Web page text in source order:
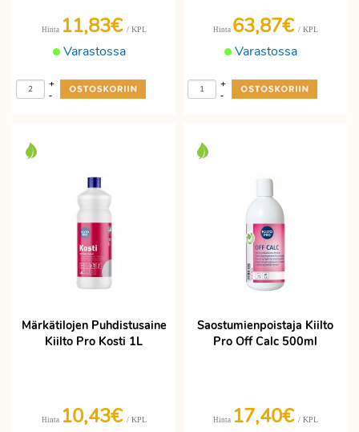
Varastossa
Hinta 11,83€ / KPL
-
+
Varastossa
Hinta 63,87€ / KPL
-
+
Märkätilojen Puhdistusaine
Kiilto Pro Kosti 1L
Hinta 10,43€ / KPL
Saostumienpoistaja Kiilto
Pro Off Calc 500ml
Hinta 17,40€ / KPL